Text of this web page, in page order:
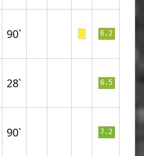
90` 6.2
28` 6.5
90` 7.2